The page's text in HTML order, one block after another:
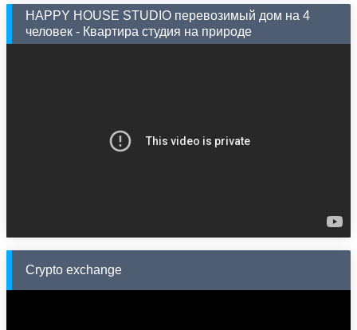
HAPPY HOUSE STUDIO перевозимый дом на 4
человек - Квартира студия на природе
Crypto exchange